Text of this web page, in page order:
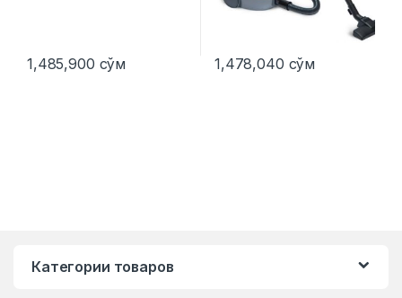
1,485,900 сўм 1,478,040 сўм
Категории товаров